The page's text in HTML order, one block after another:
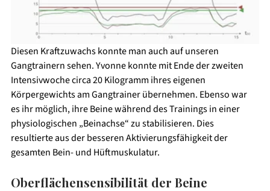
Diesen Kraftzuwachs konnte man auch auf unseren
Gangtrainern sehen. Yvonne konnte mit Ende der zweiten
Intensivwoche circa 20 Kilogramm ihres eigenen
Körpergewichts am Gangtrainer übernehmen. Ebenso war
es ihr möglich, ihre Beine während des Trainings in einer
physiologischen „Beinachse“ zu stabilisieren. Dies
resultierte aus der besseren Aktivierungsfähigkeit der
gesamten Bein- und Hüftmuskulatur.
Oberflächensensibilität der Beine